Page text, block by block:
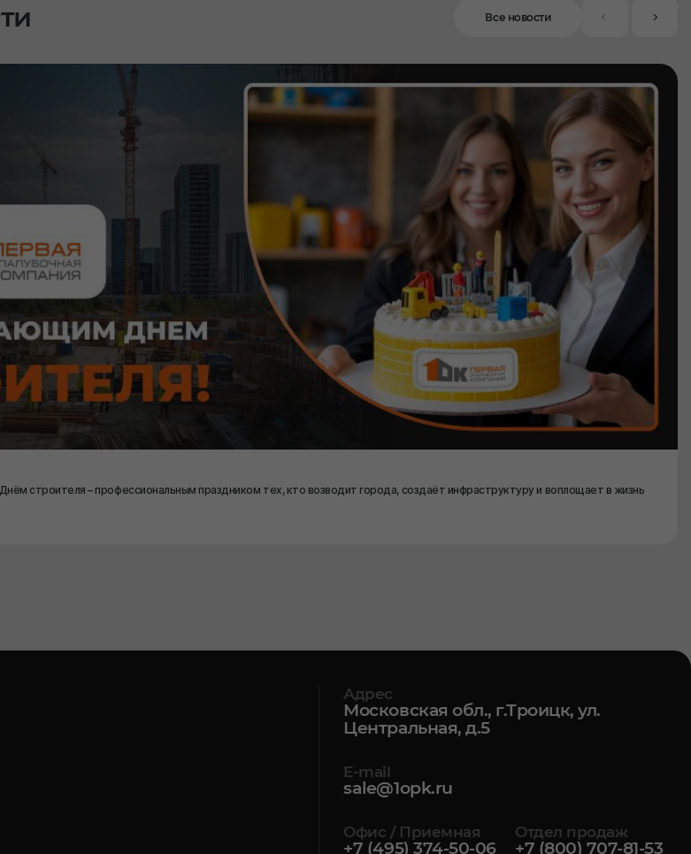
Все новости
строителя – профессиональным праздником тех, кто возводит города, создаёт инфраструктуру и воплощает в жизнь
Адрес
Московская обл., г.Троицк, ул.
Центральная, д.5
E-mail
sale@1opk.ru
Офис / Приемная
+7 (495) 374-50-06
Отдел продаж
+7 (800) 707-81-53